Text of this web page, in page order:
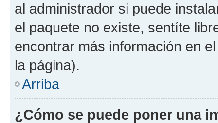
al administrador si puede
el paquete no existe, sentíte
encontrar más información en
la página).
Arriba
¿Cómo se puede poner una